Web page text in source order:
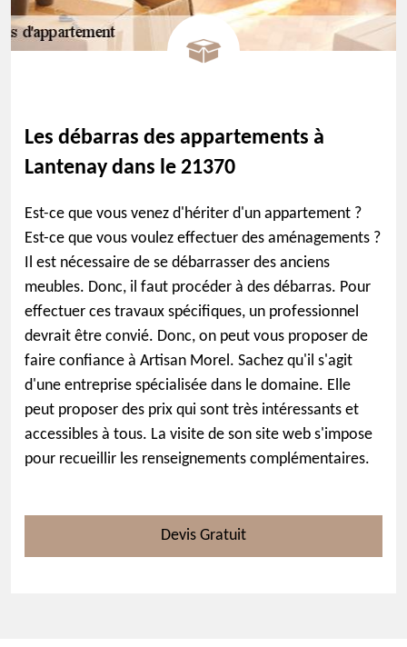
Les débarras des appartements à
Lantenay dans le 21370
Est-ce que vous venez d'hériter d'un appartement ?
Est-ce que vous voulez effectuer des aménagements ?
Il est nécessaire de se débarrasser des anciens
meubles. Donc, il faut procéder à des débarras. Pour
effectuer ces travaux spécifiques, un professionnel
devrait être convié. Donc, on peut vous proposer de
faire confiance à Artisan Morel. Sachez qu'il s'agit
d'une entreprise spécialisée dans le domaine. Elle
peut proposer des prix qui sont très intéressants et
accessibles à tous. La visite de son site web s'impose
pour recueillir les renseignements complémentaires.
Devis Gratuit